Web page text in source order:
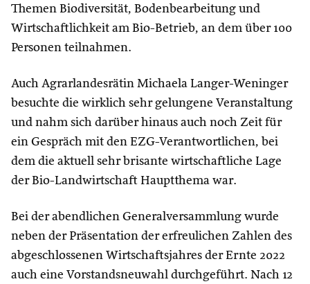
Themen Biodiversität, Bodenbearbeitung und
Wirtschaftlichkeit am Bio-Betrieb, an dem über 100
Personen teilnahmen.
Auch Agrarlandesrätin Michaela Langer-Weninger
besuchte die wirklich sehr gelungene Veranstaltung
und nahm sich darüber hinaus auch noch Zeit für
ein Gespräch mit den EZG-Verantwortlichen, bei
dem die aktuell sehr brisante wirtschaftliche Lage
der Bio-Landwirtschaft Hauptthema war.
Bei der abendlichen Generalversammlung wurde
neben der Präsentation der erfreulichen Zahlen des
abgeschlossenen Wirtschaftsjahres der Ernte 2022
auch eine Vorstandsneuwahl durchgeführt. Nach 12